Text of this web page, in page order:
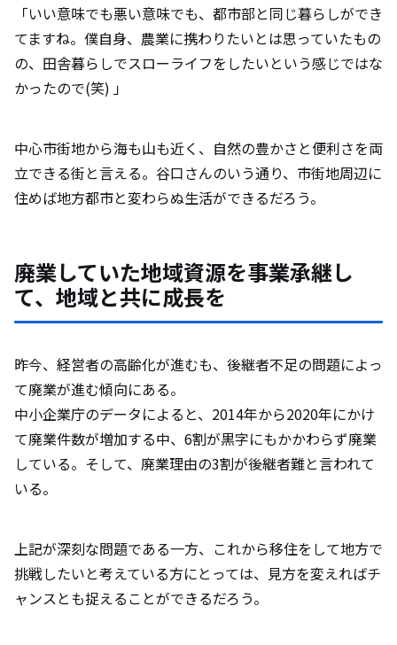
「いい意味でも悪い意味でも、都市部と同じ暮らしができ
てますね。僕自身、農業に携わりたいとは思っていたもの
の、田舎暮らしでスローライフをしたいという感じではな
かったので(笑) 」
中心市街地から海も山も近く、自然の豊かさと便利さを両
立できる街と言える。谷口さんのいう通り、市街地周辺に
住めば地方都市と変わらぬ生活ができるだろう。
廃業していた地域資源を事業承継し
て、地域と共に成長を
昨今、経営者の高齢化が進むも、後継者不足の問題によっ
て廃業が進む傾向にある。
中小企業庁のデータによると、2014年から2020年にかけ
て廃業件数が増加する中、6割が黒字にもかかわらず廃業
している。そして、廃業理由の3割が後継者難と言われて
いる。
上記が深刻な問題である一方、これから移住をして地方で
挑戦したいと考えている方にとっては、見方を変えればチ
ャンスとも捉えることができるだろう。